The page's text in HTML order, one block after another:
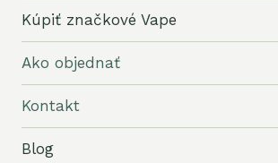
Kúpiť značkové Vape
Ako objednať
Kontakt
Blog